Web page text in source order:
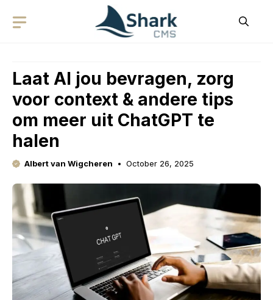
Laat AI jou bevragen, zorg
voor context & andere tips
om meer uit ChatGPT te
halen
Albert van Wigcheren October 26, 2025